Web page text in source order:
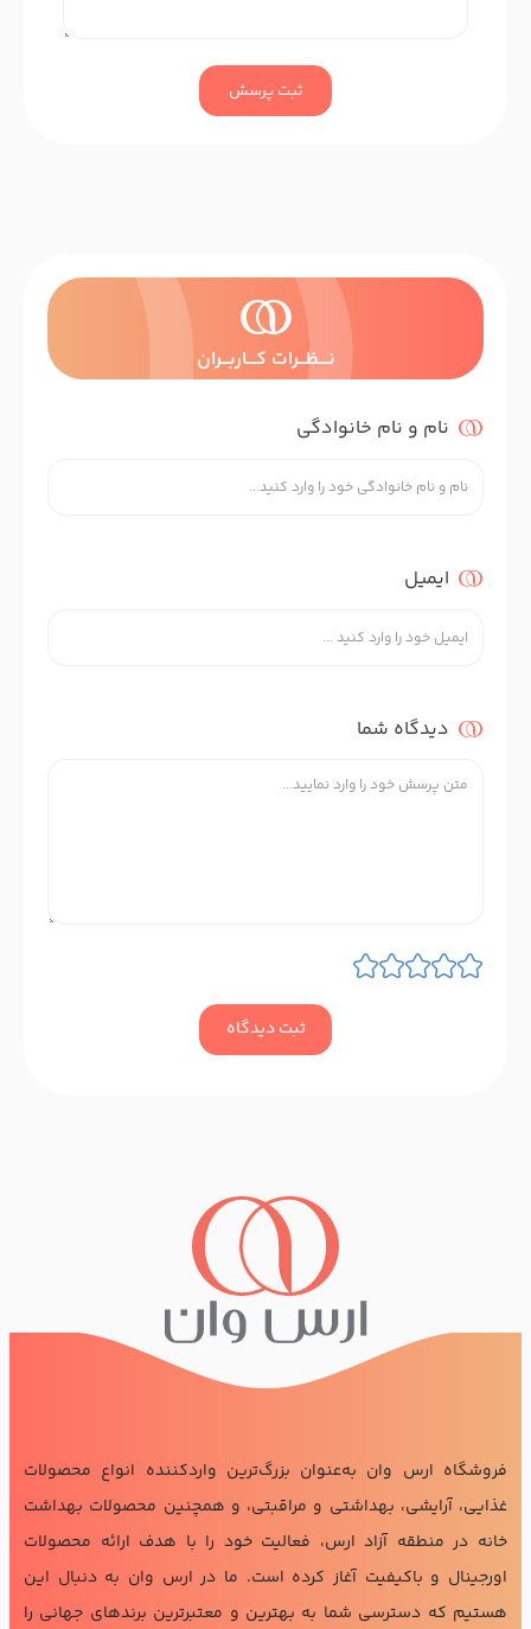
ثبت پرسش
نــــظـــرات کــــاربـــران
نام و نام خانوادگی
ایمیل
دیدگاه شما
ثبت دیدگاه
فروشگاه ارس وان به‌عنوان بزرگ‌ترین واردکننده انواع محصولات
غذایی، آرایشی، بهداشتی و مراقبتی، و همچنین محصولات بهداشت
خانه در منطقه آزاد ارس، فعالیت خود را با هدف ارائه محصولات
اورجینال و باکیفیت آغاز کرده است. ما در ارس وان به دنبال این
هستیم که دسترسی شما به بهترین و معتبرترین برندهای جهانی را